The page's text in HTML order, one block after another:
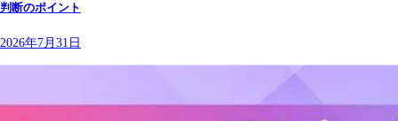
判断のポイント
2026年7月31日